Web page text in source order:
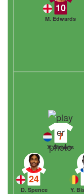
10
M. Edwards
24
D. Spence Y.
7
X. Simons